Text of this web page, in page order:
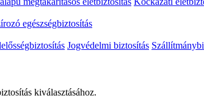
egészségbiztosítás
Jogvédelmi biztosítás
kiválasztásához.